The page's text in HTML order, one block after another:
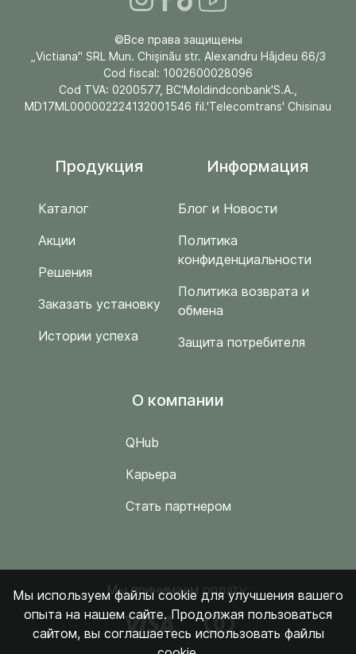
©Все права защищены
„Victiana" SRL Mun. Chişinău str. Alexandru Hâjdeu 66/3
Cod fiscal: 1002600028096
Cod TVA: 0200577, BC'Moldindconbank'S.A.,
MD17ML000002224132001546 fil.'Telecomtrans' Chisinau
Продукция
Каталог
Акции
Решения
Заказать установку
Истории успеха
Информация
Блог и Новости
Политика
конфиденциальности
Политика возврата и
обмена
Защита потребителя
O компании
QHub
Карьера
Стать партнером
Мы принимаем оплату:
Мы используем файлы cookie для улучшения вашего
опыта на нашем сайте. Продолжая пользоваться
сайтом, вы соглашаетесь использовать файлы